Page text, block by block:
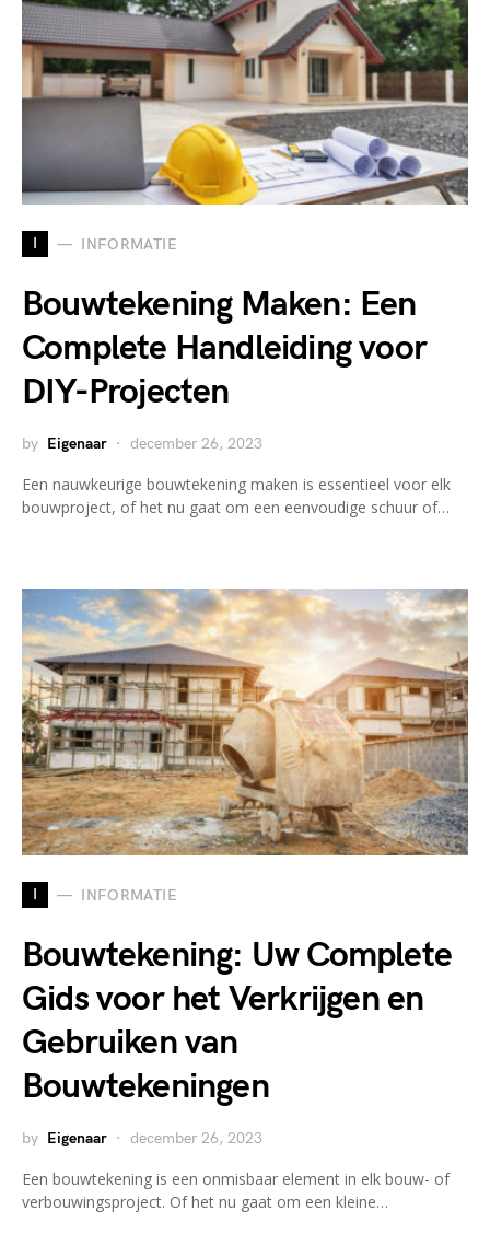
I INFORMATIE
Bouwtekening Maken: Een
Complete Handleiding voor
DIY-Projecten
by Eigenaar december 26, 2023
Een nauwkeurige bouwtekening maken is essentieel voor elk
bouwproject, of het nu gaat om een eenvoudige schuur of…
I INFORMATIE
Bouwtekening: Uw Complete
Gids voor het Verkrijgen en
Gebruiken van
Bouwtekeningen
by Eigenaar december 26, 2023
Een bouwtekening is een onmisbaar element in elk bouw- of
verbouwingsproject. Of het nu gaat om een kleine…